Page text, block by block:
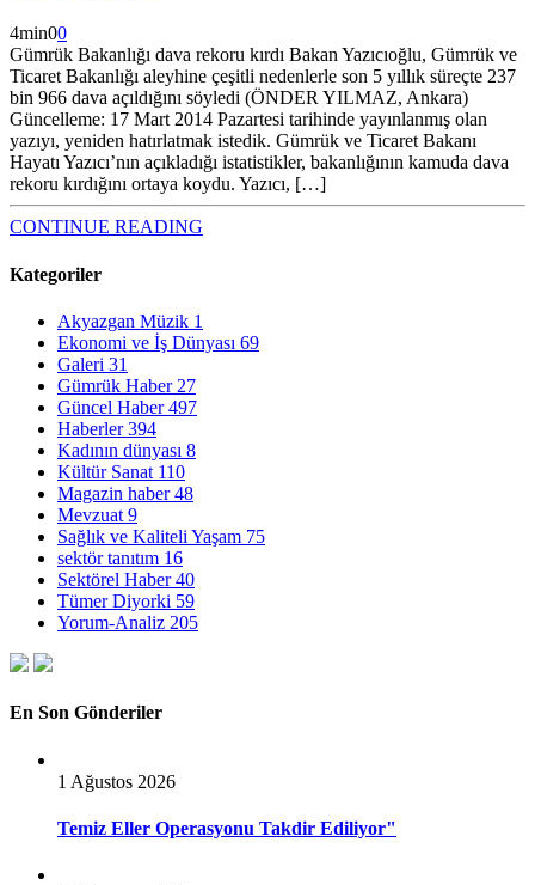
4min00
Gümrük Bakanlığı dava rekoru kırdı Bakan Yazıcıoğlu, Gümrük ve
Ticaret Bakanlığı aleyhine çeşitli nedenlerle son 5 yıllık süreçte 237
bin 966 dava açıldığını söyledi (ÖNDER YILMAZ, Ankara)
Güncelleme: 17 Mart 2014 Pazartesi tarihinde yayınlanmış olan
yazıyı, yeniden hatırlatmak istedik. Gümrük ve Ticaret Bakanı
Hayatı Yazıcı’nın açıkladığı istatistikler, bakanlığının kamuda dava
rekoru kırdığını ortaya koydu. Yazıcı, […]
CONTINUE READING
Kategoriler
Akyazgan Müzik 1
Ekonomi ve İş Dünyası 69
Galeri 31
Gümrük Haber 27
Güncel Haber497
Haberler394
Kadının dünyası 8
Kültür Sanat 110
Magazin haber48
Mevzuat 9
Sağlık ve Kaliteli Yaşam 75
sektör tanıtım 16
Sektörel Haber40
Tümer Diyorki 59
Yorum-Analiz 205
En Son Gönderiler
1 Ağustos 2026
Temiz Eller Operasyonu Takdir Ediliyor"